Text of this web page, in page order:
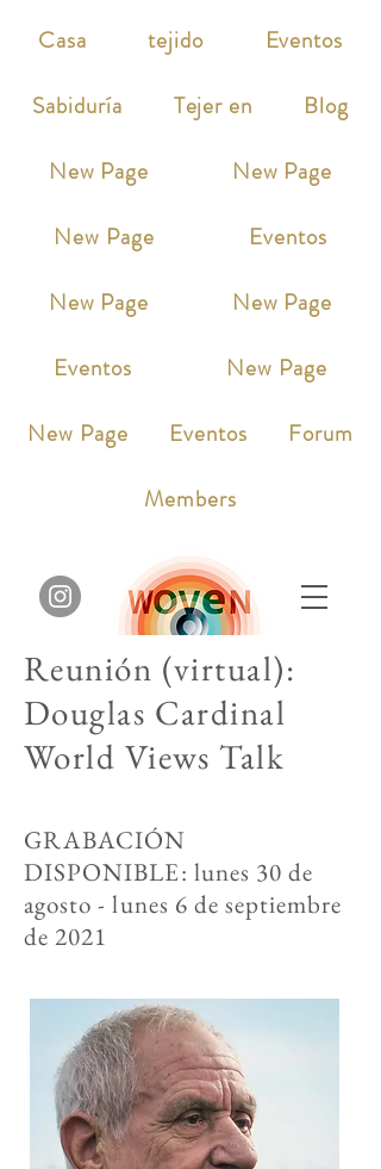
Casa tejido Eventos
Sabiduría Tejer en Blog
New Page New Page
New Page Eventos
New Page New Page
Eventos New Page
New Page Eventos Forum
Members
Reunión (virtual):
Douglas Cardinal
World Views Talk
GRABACIÓN
DISPONIBLE: lunes 30 de
agosto - lunes 6 de septiembre
de 2021